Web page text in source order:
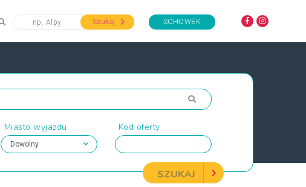
Szukaj SCHOWEK
Miasto wyjazdu Kod oferty
SZUKAJ